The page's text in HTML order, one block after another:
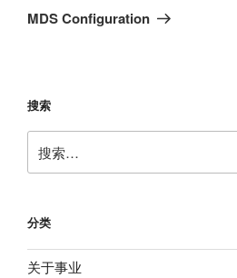
章
一
MDS Configuration
搜索
索：
分类
关于事业